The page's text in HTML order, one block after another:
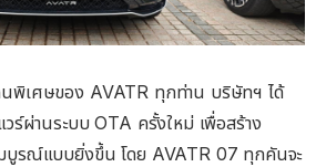
พิเศษของ AVATR ทุกท่าน บริษัทฯ ได้
วร์ผ่านระบบ OTA ครั้งใหม่ เพื่อสร้าง
บูรณ์แบบยิ่งขึ้น โดย AVATR 07 ทุกคันจะ